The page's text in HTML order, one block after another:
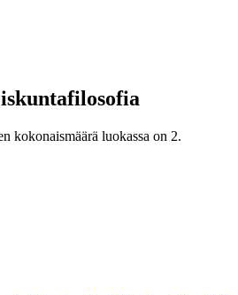
kokonaismäärä luokassa on 2.